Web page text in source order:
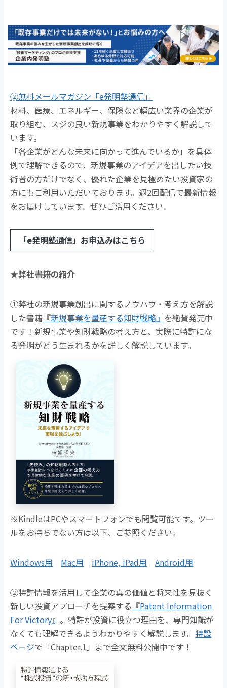
➁無料メールマガジン「e発明塾通信」
材料、医療、エネルギー、保険など幅広い業界の企業が
取り組む、スジの良い新規事業をわかりやすく解説して
います。
「各企業がどんな未来に向かって進んでいるか」を具体
例で理解できるので、新規事業のアイデアを出したい技
術者の方だけでなく、優れた企業を見極めたい投資家の
方にもご利用いただいております。週2回配信で最新情報
をお届けしています。ぜひご活用ください。
「e発明塾通信」お申込みはこちら
★弊社書籍の紹介
①弊社の新規事業創出に関するノウハウ・考え方を解説
した書籍 『新規事業を量産する知財戦略』 を絶賛発売中
です！新規事業や知財戦略の考え方と、実際に特許にな
る発明がどう生まれるかを詳しく解説しています。
※KindleはPCやスマートフォンでも閲覧可能です。ツー
ルをお持ちでない方は以下、ご参照ください。
Windows用 Mac用 iPhone, iPad用 Android用
➁特許情報を活用して企業の真の価値と将来性を見抜く
新しい投資アプローチを提案する 『Patent Information
For Victory』 。 特許が投資に役立つ理由を、専門知識が
なくても理解できるようわかりやすく解説します。 特設
ページで「Chapter.1」まで全文無料公開中です！